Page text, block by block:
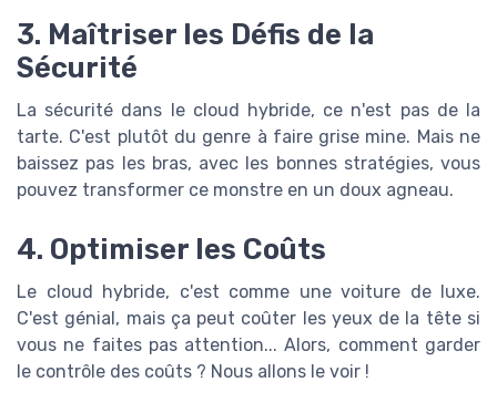
3. Maîtriser les Défis de la
Sécurité
La sécurité dans le cloud hybride, ce n'est pas de la
tarte. C'est plutôt du genre à faire grise mine. Mais ne
baissez pas les bras, avec les bonnes stratégies, vous
pouvez transformer ce monstre en un doux agneau.
4. Optimiser les Coûts
Le cloud hybride, c'est comme une voiture de luxe.
C'est génial, mais ça peut coûter les yeux de la tête si
vous ne faites pas attention... Alors, comment garder
le contrôle des coûts ? Nous allons le voir !